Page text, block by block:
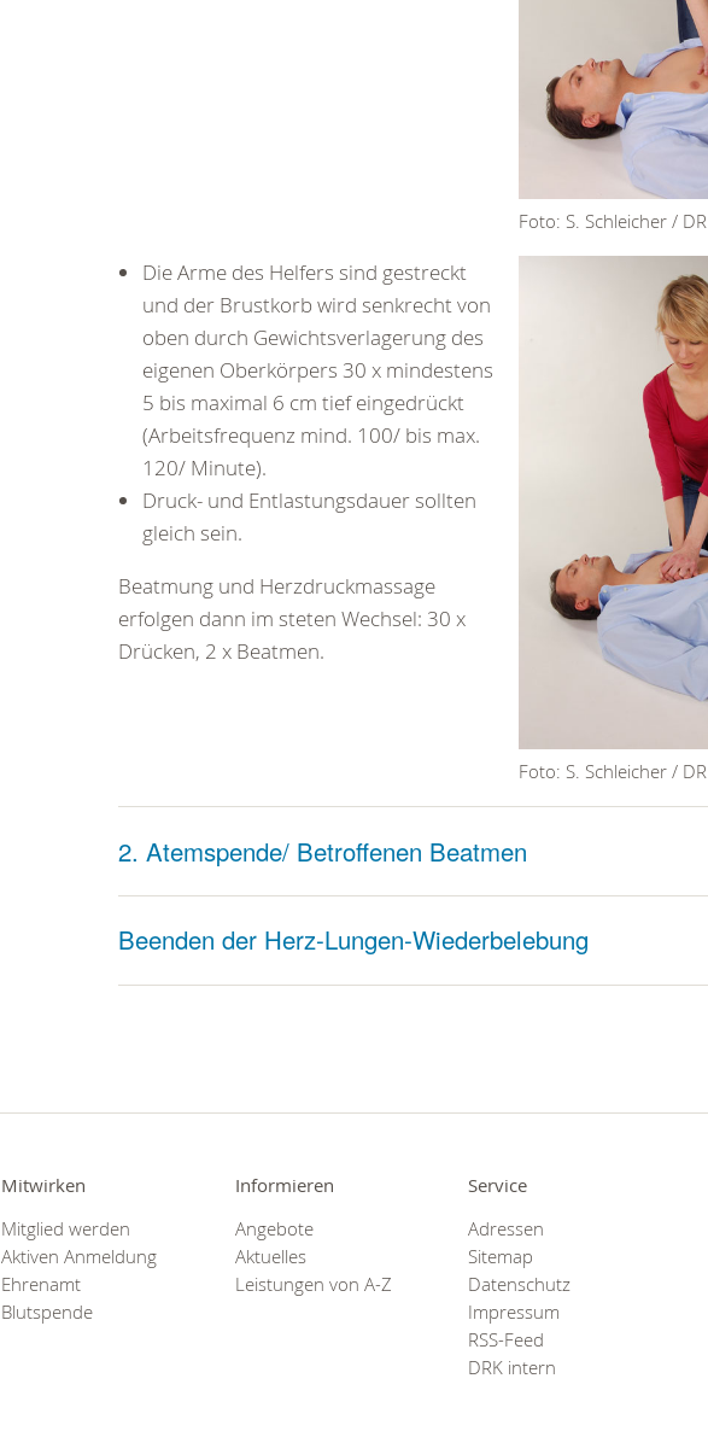
Foto: S. Schleicher /
Foto: S. Schleicher /
Die Arme des Helfers sind gestreckt
und der Brustkorb wird senkrecht von
oben durch Gewichtsverlagerung des
eigenen Oberkörpers 30 x mindestens
5 bis maximal 6 cm tief eingedrückt
(Arbeitsfrequenz mind. 100/ bis max.
120/ Minute).
Druck- und Entlastungsdauer sollten
gleich sein.
Beatmung und Herzdruckmassage
erfolgen dann im steten Wechsel: 30 x
Drücken, 2 x Beatmen.
2. Atemspende/ Betroffenen Beatmen
Beenden der Herz-Lungen-Wiederbelebung
Mitwirken
Mitglied werden
Aktiven Anmeldung
Ehrenamt
Blutspende
Informieren
Angebote
Aktuelles
Leistungen von A-Z
Service
Adressen
Sitemap
Datenschutz
Impressum
RSS-Feed
DRK intern